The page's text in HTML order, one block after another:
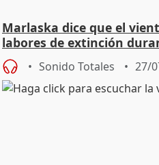
Marlaska dice que el
labores de extinción
Sonido Totales 27/